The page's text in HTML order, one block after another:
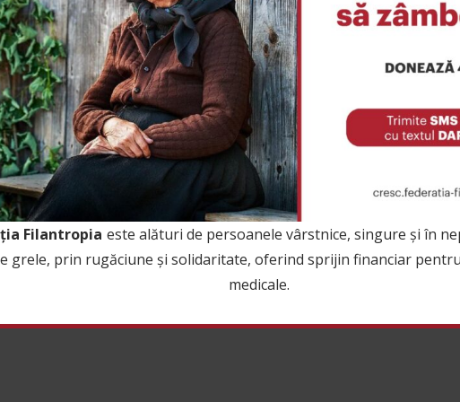
Filantropia este alături de persoanele vârstnice, singure și în
grele, prin rugăciune și solidaritate, oferind sprijin financiar
medicale.